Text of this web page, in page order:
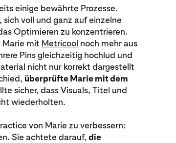
einige bewährte Prozesse.
voll und ganz auf einzelne
Optimieren zu konzentrieren.
Marie mit Metricool noch mehr aus
Pins gleichzeitig hochlud und
nicht nur korrekt dargestellt
überprüfte Marie mit dem
sicher, dass Visuals, Titel und
wiederholten.
von Marie zu verbessern:
Sie achtete darauf, die